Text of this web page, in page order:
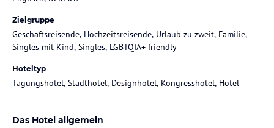
Zielgruppe
Geschäftsreisende, Hochzeitsreisende, Urlaub zu zweit, Familie,
Singles mit Kind, Singles, LGBTQIA+ friendly
Hoteltyp
Tagungshotel, Stadthotel, Designhotel, Kongresshotel, Hotel
Das Hotel allgemein